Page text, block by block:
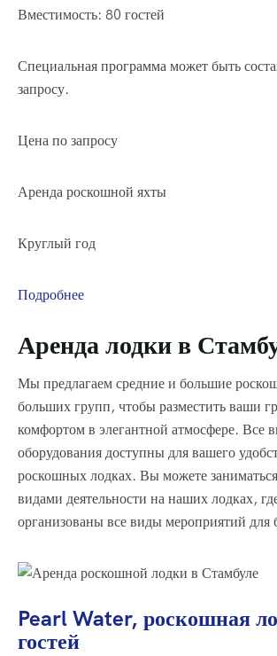
Вместимость: 80 гостей
Специальная программа может быть
запросу.
Цена по запросу
Аренда роскошной яхты
Круглый год
Подробнее
Аренда лодки в
Мы предлагаем средние и большие
больших групп, чтобы разместить ваши
комфортом в элегантной атмосфере. Все
оборудования доступны для вашего
роскошных лодках. Вы можете
видами деятельности на наших лодках,
организованы все виды мероприятий
Pearl Water, роскошная
гостей